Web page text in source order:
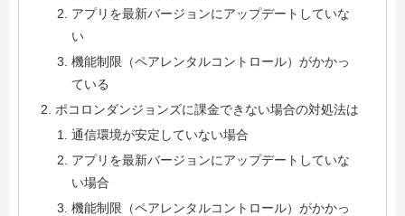
アプリを最新バージョンにアップデートしていな
い
機能制限（ペアレンタルコントロール）がかかっ
ている
ポコロンダンジョンズに課金できない場合の対処法は
通信環境が安定していない場合
アプリを最新バージョンにアップデートしていな
い場合
機能制限（ペアレンタルコントロール）がかかっ